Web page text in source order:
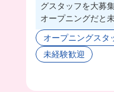
グスタッフを大募集
オープニングだと
安心🥰
高校生も大歓迎👌
髪色自由だからお
が‼️なんでも好き
オープニングスタ
未経験歓迎